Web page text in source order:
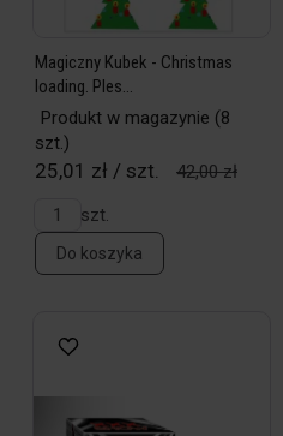
Magiczny Kubek - Christmas
loading. Ples...
Produkt w magazynie (8
szt.)
25,01 zł / szt.
42,00 zł
szt.
Do koszyka